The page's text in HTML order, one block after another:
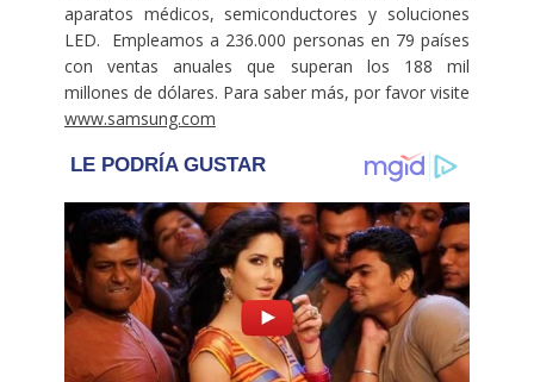
aparatos médicos, semiconductores y soluciones
LED. Empleamos a 236.000 personas en 79 países
con ventas anuales que superan los 188 mil
millones de dólares. Para saber más, por favor visite
www.samsung.com